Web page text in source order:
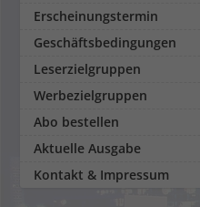
Erscheinungstermin
Geschäftsbedingungen
Leserzielgruppen
Werbezielgruppen
Abo bestellen
Aktuelle Ausgabe
Kontakt & Impressum